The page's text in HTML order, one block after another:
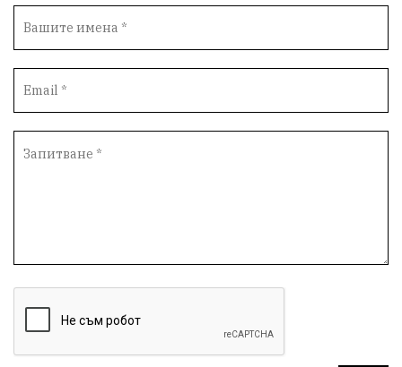
Възстановки
благотворителност Красиво Ветрино медии
Родолюбие обучение Доброплодно
Духовност
Райско място
Зимна приказка Красота Асеневци